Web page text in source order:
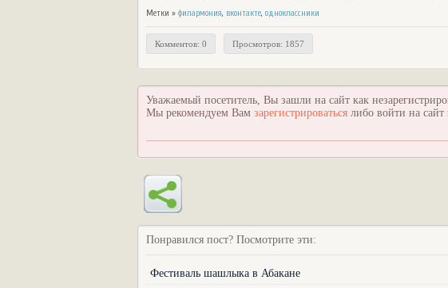
Метки » филармония, вконтакте, одноклассники
Комментов: 0 Просмотров: 1857
Уважаемый посетитель, Вы зашли на сайт как
Мы рекомендуем Вам зарегистрироваться либо войти на
Понравился пост? Посмотрите эти:
Фестиваль шашлыка в Абакане